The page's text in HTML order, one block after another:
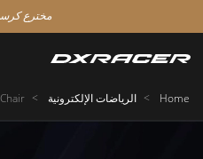
مخترع
Home الرياضات الإلكترونية